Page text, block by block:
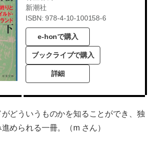
新潮社
ISBN: 978-4-10-100158-6
e-honで購入
ブックライブで購入
詳細
どういうものかを知ることができ、独
められる一冊。（m さん）